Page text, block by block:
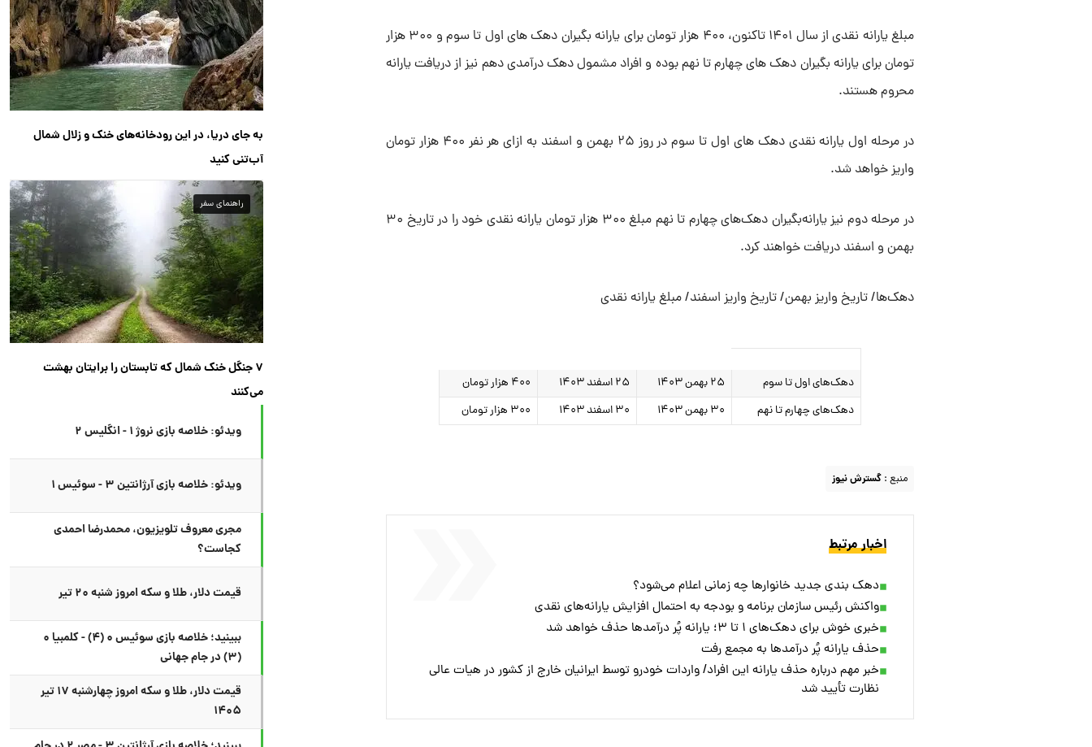
مبلغ یارانه نقدی از سال ۱۴۰۱ تاکنون، ۴۰۰ هزار تومان برای یارانه بگیران دهک‌ های اول تا سوم و ۳۰۰ هزار
تومان برای یارانه بگیران دهک‌ های چهارم تا نهم بوده و افراد مشمول دهک‌ درآمدی دهم نیز از دریافت یارانه
محروم هستند.
در مرحله اول یارانه نقدی دهک‌ های اول تا سوم در روز ۲۵ بهمن و اسفند به ازای هر نفر ۴۰۰ هزار تومان
واریز خواهد شد.
در مرحله دوم نیز یارانه‌بگیران دهک‌های چهارم تا نهم مبلغ ۳۰۰ هزار تومان یارانه نقدی خود را در تاریخ ۳۰
بهمن و اسفند دریافت خواهند کرد.
دهک‌ها/ تاریخ واریز بهمن/ تاریخ واریز اسفند/ مبلغ یارانه نقدی
دهک‌های اول تا سوم ۲۵ بهمن ۱۴۰۳ ۲۵ اسفند ۱۴۰۳
۴۰۰ هزار تومان
دهک‌های چهارم تا نهم
۳۰ بهمن ۱۴۰۳ ۳۰ اسفند ۱۴۰۳ ۳۰۰ هزار تومان
منبع : گسترش نیوز
اخبار مرتبط
دهک بندی جدید خانوارها چه زمانی اعلام می‌شود؟
واکنش رئیس سازمان برنامه و بودجه به احتمال افزایش یارانه‌های نقدی
خبری خوش برای دهک‌های ۱ تا ۳؛ یارانه پُر درآمد‌ها حذف خواهد شد
حذف یارانه پُر درآمد‌ها به مجمع رفت
خبر مهم درباره حذف یارانه این افراد/ واردات خودرو توسط ایرانیان خارج از کشور در هیات عالی
نظارت تأیید شد
به جای دریا، در این رودخانه‌های خنک و زلال شمال
آب‌تنی کنید
راهنمای سفر
۷ جنگل خنک شمال که تابستان را برایتان بهشت
می‌کنند
ویدئو: خلاصه بازی نروژ ۱ - انگلیس ۲
ویدئو: خلاصه بازی آرژانتین ۳ - سوئیس ۱
مجری معروف تلویزیون، محمدرضا احمدی
کجاست؟
قیمت دلار، طلا و سکه امروز شنبه ۲۰ تیر
ببینید؛ خلاصه بازی سوئیس ۰ (۴) - کلمبیا ۰
(۳) در جام جهانی
قیمت دلار، طلا و سکه امروز چهارشنبه ۱۷ تیر
۱۴۰۵